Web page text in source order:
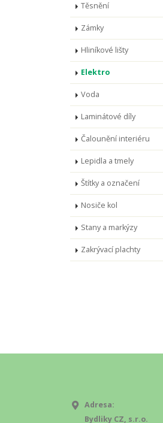
Těsnění
Zámky
Hliníkové lišty
Elektro
Voda
Laminátové díly
Čalounění interiéru
Lepidla a tmely
Štítky a označení
Nosiče kol
Stany a markýzy
Zakrývací plachty
Adresa:
Bydliky CZ, s.r.o.